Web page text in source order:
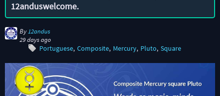
12anduswelcome.
By 12andus
29 days ago
Portuguese Composite Mercury Pluto Square